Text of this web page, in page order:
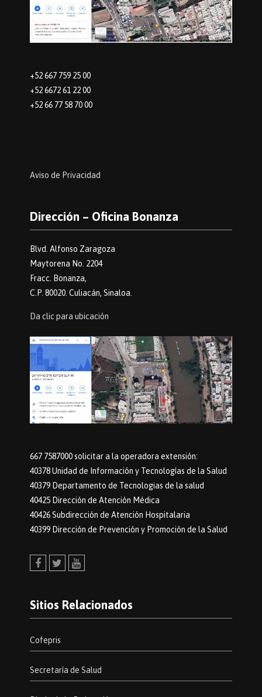
+52 667 759 25 00
+52 6672 61 22 00
+52 66 77 58 70 00
Aviso de Privacidad
Dirección – Oficina Bonanza
Blvd. Alfonso Zaragoza
Maytorena No. 2204
Fracc. Bonanza,
C.P. 80020. Culiacán, Sinaloa.
Da clic para ubicación
667 7587000 solicitar a la operadora extensión:
40378 Unidad de Información y Tecnologías de la Salud
40379 Departamento de Tecnologias de la salud
40425 Dirección de Atención Médica
40426 Subdirección de Atención Hospitalaria
40399 Dirección de Prevención y Promoción de la Salud
Sitios Relacionados
Cofepris
Secretaría de Salud